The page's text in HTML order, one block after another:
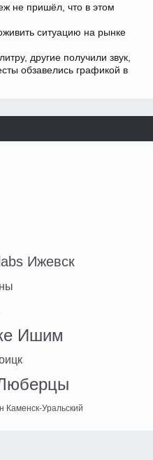
не пришёл, что в этом
ситуацию на рынке
другие получили звук,
обзавелись графикой в
Ижевск
Ишим
Каменск-Уральский